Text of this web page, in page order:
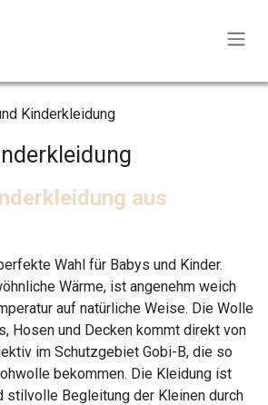
Kinderkleidung
aus
Wahl für Babys und Kinder.
Wärme, ist angenehm weich
auf natürliche Weise. Die Wolle
Hosen und Decken kommt direkt von
im Schutzgebiet Gobi-B, die so
bekommen. Die Kleidung ist
stilvolle Begleitung der Kleinen durch